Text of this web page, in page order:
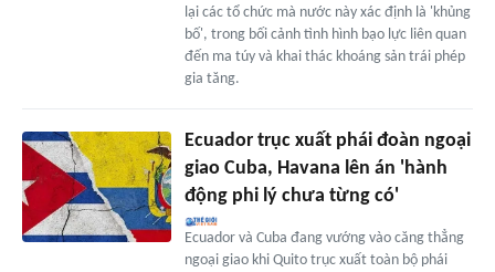
lại các tổ chức mà nước này xác định là 'khủng
bố', trong bối cảnh tình hình bạo lực liên quan
đến ma túy và khai thác khoáng sản trái phép
gia tăng.
Ecuador trục xuất phái đoàn ngoại
giao Cuba, Havana lên án 'hành
động phi lý chưa từng có'
Ecuador và Cuba đang vướng vào căng thẳng
ngoại giao khi Quito trục xuất toàn bộ phái